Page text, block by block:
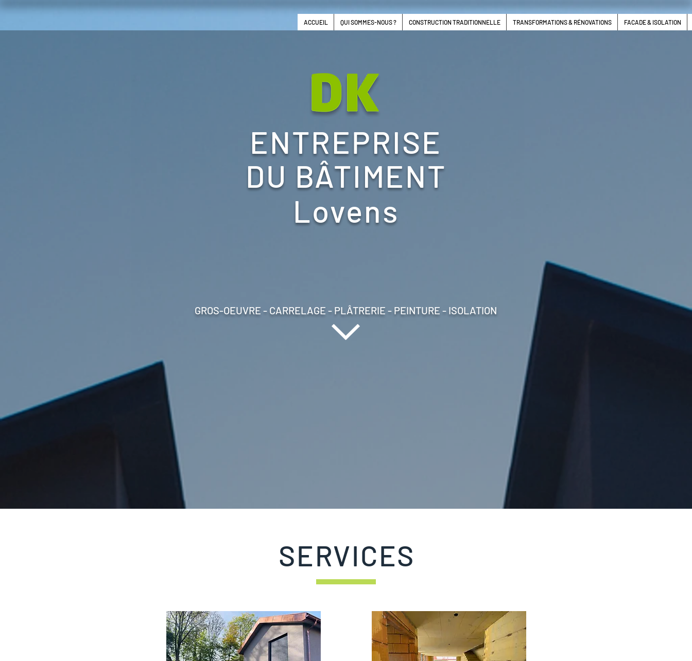
ACCUEIL QUI SOMMES-NOUS ? CONSTRUCTION TRADITIONNELLE TRANSFORMATIONS & RÉNOVATIONS FACADE & ISOLATION
ENTREPRISE
DU BÂTIMENT
Lovens
GROS-OEUVRE - CARRELAGE - PLÂTRERIE - PEINTURE - ISOLATION
SERVICES